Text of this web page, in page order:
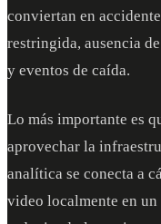
conviertan en
restringida, ausencia
y eventos de caída.
Lo más importante es
aprovechar la
analítica se conecta a
video localmente en